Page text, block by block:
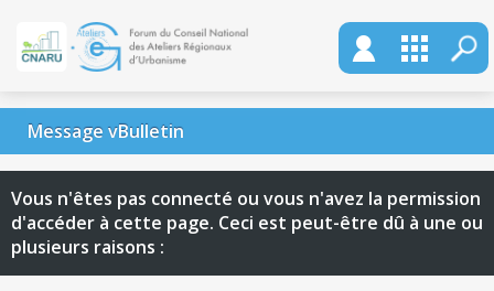
Message vBulletin
Vous n'êtes pas connecté ou vous n'avez la permission
d'accéder à cette page. Ceci est peut-être dû à une ou
plusieurs raisons :